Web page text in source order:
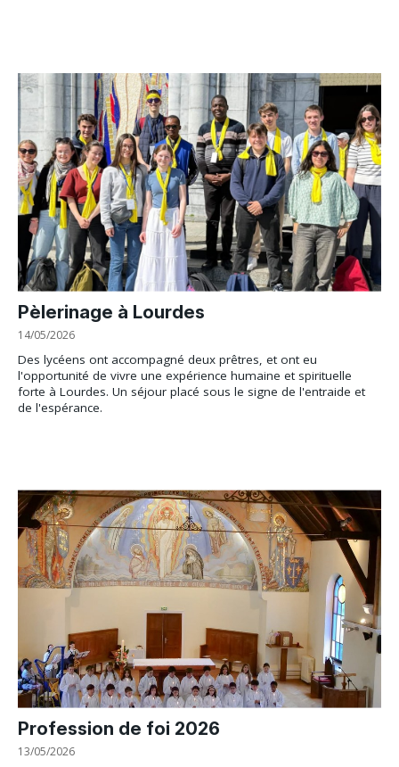
Pèlerinage à Lourdes
14/05/2026
Des lycéens ont accompagné deux prêtres, et ont eu
l'opportunité de vivre une expérience humaine et spirituelle
forte à Lourdes. Un séjour placé sous le signe de l'entraide et
de l'espérance.
Profession de foi 2026
13/05/2026